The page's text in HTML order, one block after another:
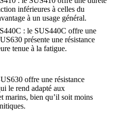
inférieures à celles du
à un usage général.
: le SUS440C offre une
présente une résistance
tenue à la fatigue.
offre une résistance
le rend adapté aux
marins, bien qu’il soit moins